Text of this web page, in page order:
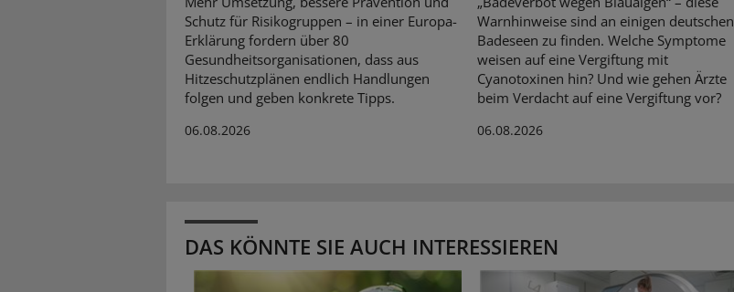
Schutz für Risikogruppen – in einer Europa-
Erklärung fordern über 80
Gesundheitsorganisationen, dass aus
Hitzeschutzplänen endlich Handlungen
folgen und geben konkrete Tipps.
06.08.2026
Warnhinweise sind an einigen deutschen
Badeseen zu finden. Welche Symptome
weisen auf eine Vergiftung mit
Cyanotoxinen hin? Und wie gehen Ärzte
beim Verdacht auf eine Vergiftung vor?
06.08.2026
DAS KÖNNTE SIE AUCH INTERESSIEREN